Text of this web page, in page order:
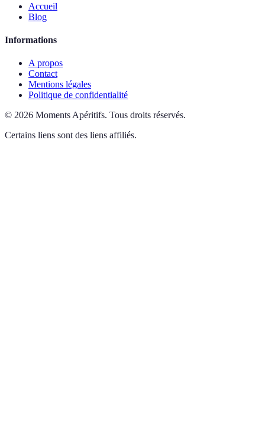
Accueil
Blog
Informations
A propos
Contact
Mentions légales
Politique de confidentialité
© 2026 Moments Apéritifs. Tous droits réservés.
Certains liens sont des liens affiliés.